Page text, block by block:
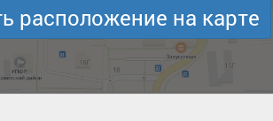
расположение на карте